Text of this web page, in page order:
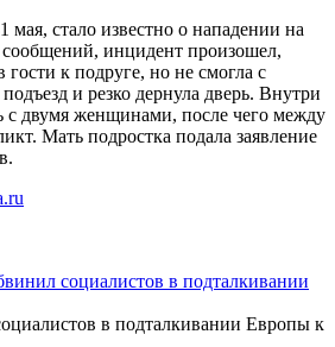
мая, стало известно о нападении на
инцидент произошел,
гости к подруге, но не смогла с
и резко дернула дверь. Внутри
с двумя женщинами, после чего между
Мать подростка подала заявление
социалистов в подталкивании